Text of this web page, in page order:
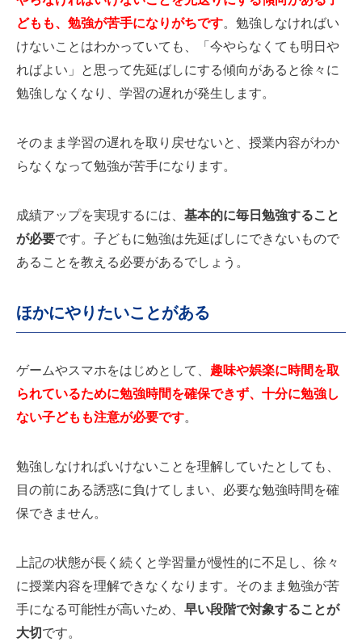
どもも、勉強が苦手になりがちです。勉強しなければい
けないことはわかっていても、「今やらなくても明日や
ればよい」と思って先延ばしにする傾向があると徐々に
勉強しなくなり、学習の遅れが発生します。
そのまま学習の遅れを取り戻せないと、授業内容がわか
らなくなって勉強が苦手になります。
成績アップを実現するには、 基本的に毎日勉強すること
が必要です。子どもに勉強は先延ばしにできないもので
あることを教える必要があるでしょう。
ほかにやりたいことがある
ゲームやスマホをはじめとして、 趣味や娯楽に時間を取
られているために勉強時間を確保できず、十分に勉強し
ない子どもも注意が必要です。
勉強しなければいけないことを理解していたとしても、
目の前にある誘惑に負けてしまい、必要な勉強時間を確
保できません。
上記の状態が長く続くと学習量が慢性的に不足し、徐々
に授業内容を理解できなくなります。そのまま勉強が苦
手になる可能性が高いため、 早い段階で対象することが
大切です。